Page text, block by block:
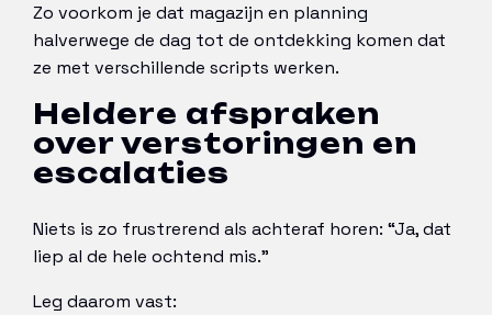
Zo voorkom je dat magazijn en planning
halverwege de dag tot de ontdekking komen dat
ze met verschillende scripts werken.
Heldere afspraken
over verstoringen en
escalaties
Niets is zo frustrerend als achteraf horen: “Ja, dat
liep al de hele ochtend mis.”
Leg daarom vast: